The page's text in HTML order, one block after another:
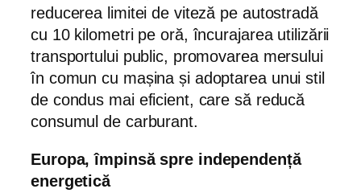
reducerea limitei de viteză pe autostradă
cu 10 kilometri pe oră, încurajarea utilizării
transportului public, promovarea mersului
în comun cu mașina și adoptarea unui stil
de condus mai eficient, care să reducă
consumul de carburant.
Europa, împinsă spre independență
energetică